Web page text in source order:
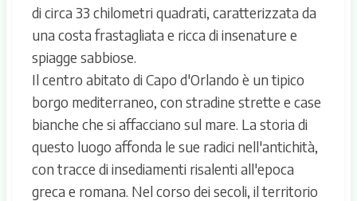
di circa 33 chilometri quadrati, caratterizzata da
una costa frastagliata e ricca di insenature e
spiagge sabbiose.
Il centro abitato di Capo d'Orlando è un tipico
borgo mediterraneo, con stradine strette e case
bianche che si affacciano sul mare. La storia di
questo luogo affonda le sue radici nell'antichità,
con tracce di insediamenti risalenti all'epoca
greca e romana. Nel corso dei secoli, il territorio